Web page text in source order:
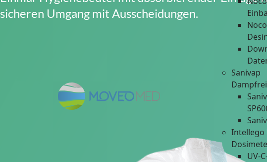
Sanivap
Intellego
UV-
sicheren Umgang mit Ausscheidungen.